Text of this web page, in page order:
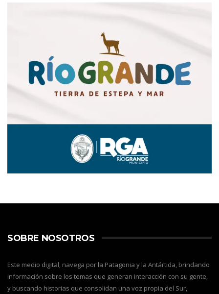
SOBRE NOSOTROS
Este medio digital, navega por la Patagonia y la Antártida, brindando
información sobre los temas que generan interacción con su gente,
y buscando historias que consolidan una voz propia del Sur,